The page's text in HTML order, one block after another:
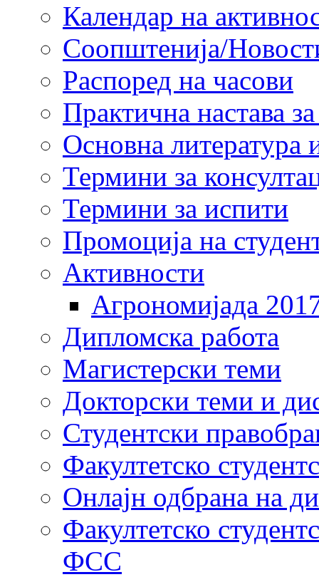
Календар на
Соопштенија/
Распоред на часови
Практична настава
Основна литература
Термини за
Термини за испити
Промоција на
Активности
Агрономијада
Дипломска работа
Магистерски теми
Докторски теми и
Студентски
Факултетско
Онлајн одбрана на
Факултетско
ФСС